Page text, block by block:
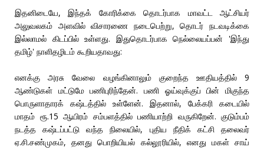
இதனிடையே, இந்தக் கோரிக்கை தொடர்பாக மாவட்ட ஆட்சியர்
அலுவலகம் அளவில் விசாரணை நடைபெற்று, தொடர் நடவடிக்கை
இல்லாமல் கிடப்பில் உள்ளது. இதுதொடர்பாக நெல்லையப்பன் 'இந்து
தமிழ்' நாளிதழிடம் கூறியதாவது:
எனக்கு அரசு வேலை வழங்கினாலும் குறைந்த ஊதியத்தில் 9
ஆண்டுகள் மட்டுமே பணிபுரிந்தேன். பணி ஓய்வுக்குப் பின் மிகுந்த
பொருளாதாரக் கஷ்டத்தில் உள்ளேன். இதனால், பேக்கரி கடையில்
மாதம் ரூ.15 ஆயிரம் சம்பளத்தில் பணியாற்றி வருகிறேன். குடும்பம்
நடத்த கஷ்டப்பட்டு வந்த நிலையில், புதிய நீதிக் கட்சி தலைவர்
ஏ.சி.சண்முகம், தனது பொறியியல் கல்லூரியில், எனது மகள் சாய்